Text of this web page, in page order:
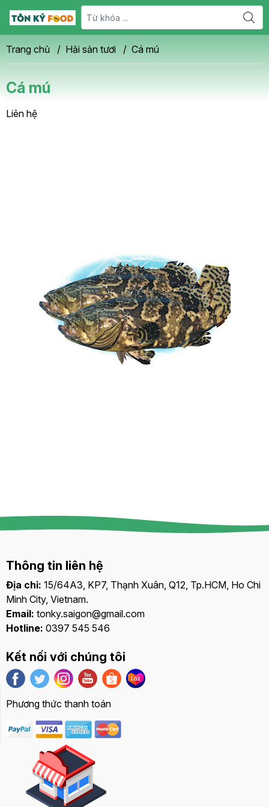
giá Liên hệ
Trang chủ / Hải sản tươi / Cá mú
Cá mú
Liên hệ
Thông tin liên hệ
Địa chỉ: 15/64A3, KP7, Thạnh Xuân, Q12, Tp.HCM, Ho Chi
Minh City, Vietnam.
Email: tonky.saigon@gmail.com
Hotline: 0397 545 546
Kết nối với chúng tôi
Phương thức thanh toán